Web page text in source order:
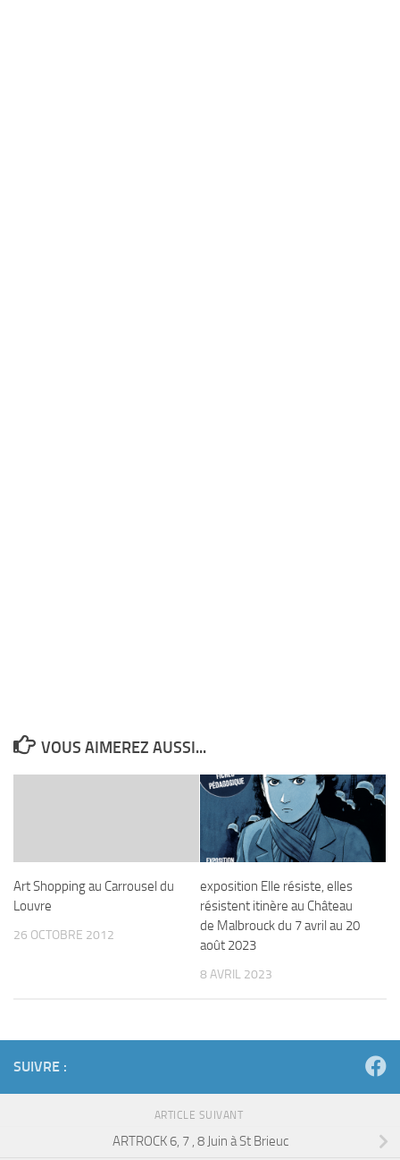
VOUS AIMEREZ AUSSI...
Art Shopping au Carrousel du
Louvre
26 OCTOBRE 2012
exposition Elle résiste, elles
résistent itinère au Château
de Malbrouck du 7 avril au 20
août 2023
8 AVRIL 2023
SUIVRE :
ARTICLE SUIVANT
ARTROCK 6, 7 , 8 Juin à St Brieuc